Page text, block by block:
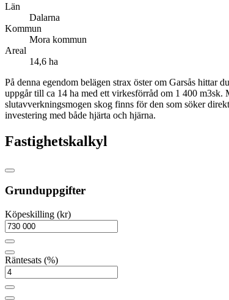
Län
Dalarna
Kommun
Mora kommun
Areal
14,6 ha
På denna egendom belägen strax öster om Garsås hittar
uppgår till ca 14 ha med ett virkesförråd om 1 400 m3sk.
slutavverkningsmogen skog finns för den som söker
investering med både hjärta och hjärna.
Fastighetskalkyl
Grunduppgifter
Köpeskilling (kr)
Räntesats (%)